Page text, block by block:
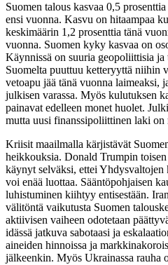
Suomen talous kasvaa 0,5
ensi vuonna. Kasvu on hitaampaa
keskimäärin 1,2 prosenttia tänä
vuonna. Suomen kyky kasvaa on
Käynnissä on suuria geopoliittisia
Suomelta puuttuu ketteryyttä niihin
vetoapu jää tänä vuonna laimeaksi,
julkisen varassa. Myös kulutuksen
painavat edelleen monet huolet.
mutta uusi finanssipoliittinen laki on
Kriisit maailmalla kärjistävät
heikkouksia. Donald Trumpin
käynyt selväksi, ettei
voi enää luottaa. Sääntöpohjaisen
luhistuminen kiihtyy entisestään.
välitöntä vaikutusta Suomen
aktiivisen vaiheen odotetaan
idässä jatkuva sabotaasi ja
aineiden hinnoissa ja
jälkeenkin. Myös Ukrainassa rauha